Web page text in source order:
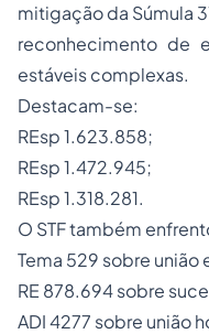
mitigação da Súmula
reconhecimento de
estáveis complexas.
Destacam-se:
REsp 1.623.858;
REsp 1.472.945;
REsp 1.318.281.
O STF também
Tema 529 sobre união
RE 878.694 sobre
ADI 4277 sobre união